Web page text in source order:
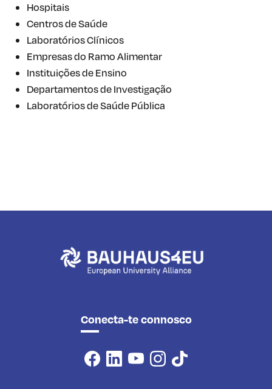
Hospitais
Centros de Saúde
Laboratórios Clínicos
Empresas do Ramo Alimentar
Instituições de Ensino
Departamentos de Investigação
Laboratórios de Saúde Pública
Conecta-te connosco